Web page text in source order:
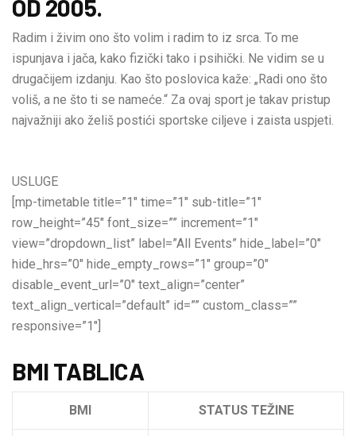
OD 2005.
Radim i živim ono što volim i radim to iz srca. To me
ispunjava i jača, kako fizički tako i psihički. Ne vidim se u
drugačijem izdanju. Kao što poslovica kaže: „Radi ono što
voliš, a ne što ti se nameće.“ Za ovaj sport je takav pristup
najvažniji ako želiš postići sportske ciljeve i zaista uspjeti.
USLUGE
[mp-timetable title=”1″ time=”1″ sub-title=”1″
row_height=”45″ font_size=”” increment=”1″
view=”dropdown_list” label=”All Events” hide_label=”0″
hide_hrs=”0″ hide_empty_rows=”1″ group=”0″
disable_event_url=”0″ text_align=”center”
text_align_vertical=”default” id=”” custom_class=””
responsive=”1″]
BMI TABLICA
BMI STATUS TEŽINE